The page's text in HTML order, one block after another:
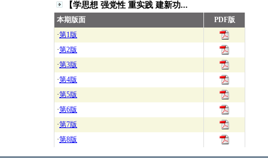
【学思想 强党性 重实践 建新功...
本期版面
PDF版
·第1版
·第2版
·第3版
·第4版
·第5版
·第6版
·第7版
·第8版